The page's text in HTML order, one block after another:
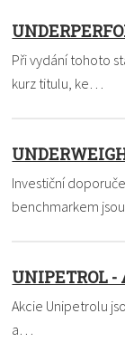
Při vydání tohoto
kurz titulu, ke…
Investiční
benchmarkem
UNIPETROL -
Akcie Unipetrolu
a…